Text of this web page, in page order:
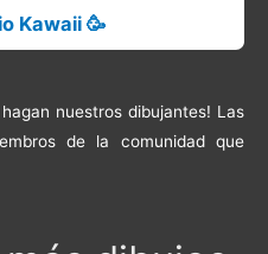
Kawaii 🥳
nuestros dibujantes! Las
de la comunidad que